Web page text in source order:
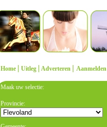
Home | Uitleg | Adverteren | Aanmelden
Maak uw selectie:
Provincie: